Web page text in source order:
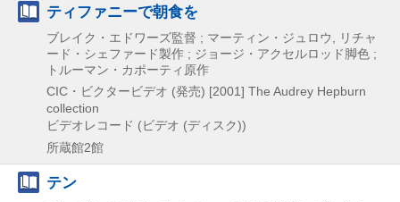
ティファニーで朝食を
ブレイク・エドワーズ監督 ; マーティン・ジュロウ, リチャ
ード・シェファード製作 ; ジョージ・アクセルロッド脚色 ;
トルーマン・カポーティ原作
CIC・ビクタービデオ (発売) [2001] The Audrey Hepburn
collection
ビデオレコード (ビデオ (ディスク))
所蔵館2館
テン